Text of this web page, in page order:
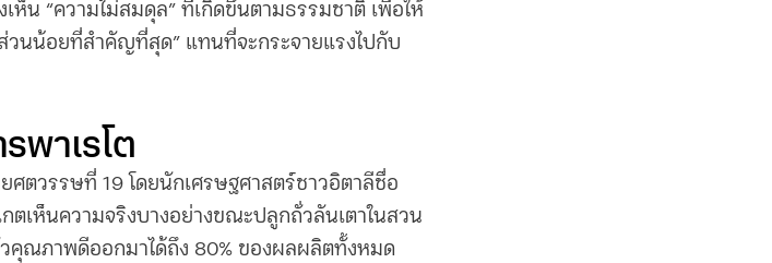
ห็น “ความไม่สมดุล” ที่เกิดขึ้นตามธรรมชาติ เพื่อให้
ส่วนน้อยที่สำคัญที่สุด” แทนที่จะกระจายแรงไปกับ
พาเรโต
ตวรรษที่ 19 โดยนักเศรษฐศาสตร์ชาวอิตาลีชื่อ
กตเห็นความจริงบางอย่างขณะปลูกถั่วลันเตาในสวน
คุณภาพดีออกมาได้ถึง 80% ของผลผลิตทั้งหมด